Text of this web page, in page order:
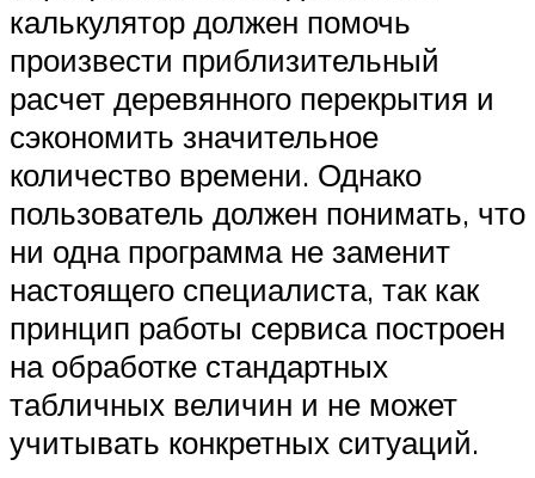
калькулятор должен помочь
произвести приблизительный
расчет деревянного перекрытия и
сэкономить значительное
количество времени. Однако
пользователь должен понимать, что
ни одна программа не заменит
настоящего специалиста, так как
принцип работы сервиса построен
на обработке стандартных
табличных величин и не может
учитывать конкретных ситуаций.